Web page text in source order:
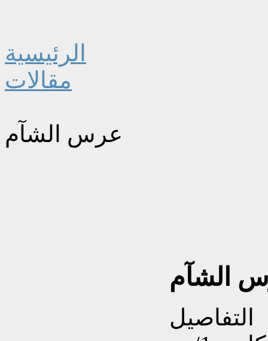
الرئيسية
مقالات
عرس الشآم
الشآم
التفاصيل